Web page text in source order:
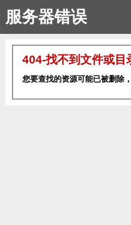
服务器错误
404-找不到文件或目
您要查找的资源可能已被删除